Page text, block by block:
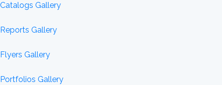
Catalogs Gallery
Reports Gallery
Flyers Gallery
Portfolios Gallery